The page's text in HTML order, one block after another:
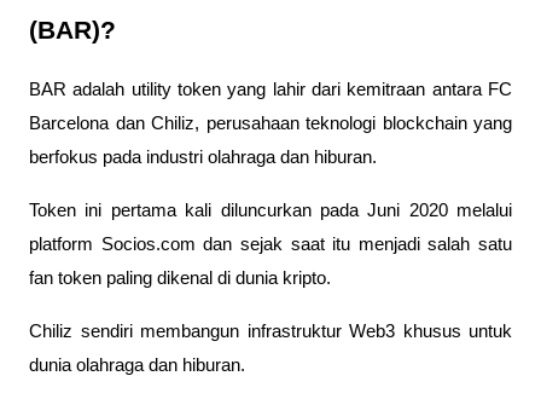
(BAR)?
BAR adalah utility token yang lahir dari kemitraan antara FC
Barcelona dan Chiliz, perusahaan teknologi blockchain yang
berfokus pada industri olahraga dan hiburan.
Token ini pertama kali diluncurkan pada Juni 2020 melalui
platform Socios.com dan sejak saat itu menjadi salah satu
fan token paling dikenal di dunia kripto.
Chiliz sendiri membangun infrastruktur Web3 khusus untuk
dunia olahraga dan hiburan.